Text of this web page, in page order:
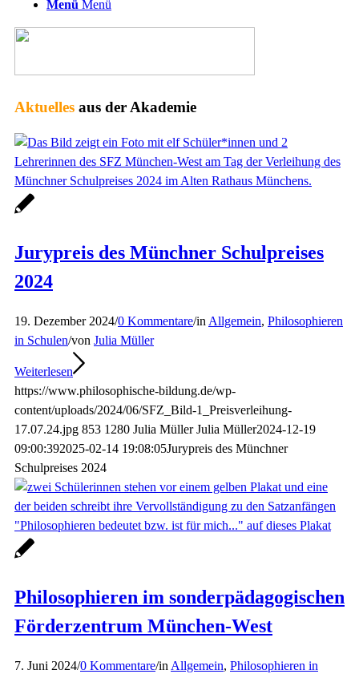
Menü Menü
Aktuelles aus der Akademie
Jurypreis des Münchner Schulpreises
2024
19. Dezember 2024/0 Kommentare/in Allgemein, Philosophieren
in Schulen/von Julia Müller
Weiterlesen
https://www.philosophische-bildung.de/wp-
content/uploads/2024/06/SFZ_Bild-1_Preisverleihung-
17.07.24.jpg 853 1280 Julia Müller Julia Müller2024-12-19
09:00:392025-02-14 19:08:05Jurypreis des Münchner
Schulpreises 2024
Philosophieren im sonderpädagogischen
Förderzentrum München-West
7. Juni 2024/0 Kommentare/in Allgemein, Philosophieren in